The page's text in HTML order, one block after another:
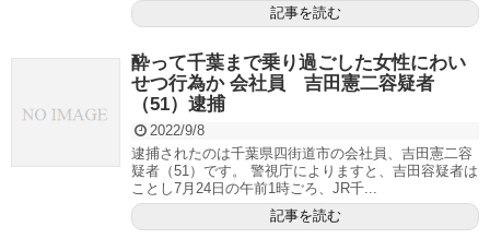
記事を読む
酔って千葉まで乗り過ごした女性にわい
せつ行為か 会社員 吉田憲二容疑者
（51）逮捕
2022/9/8
逮捕されたのは千葉県四街道市の会社員、吉田憲二容
疑者（51）です。 警視庁によりますと、吉田容疑者は
ことし7月24日の午前1時ごろ、JR千...
記事を読む